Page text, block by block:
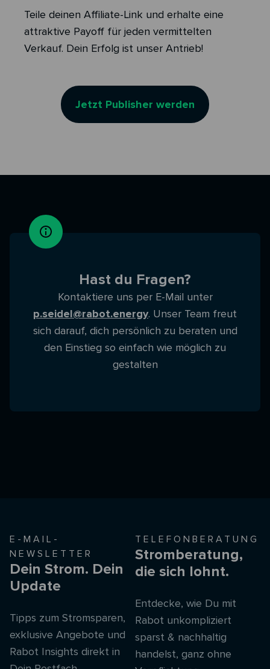
Teile deinen Affiliate-Link und erhalte eine
attraktive Payoff für jeden vermittelten
Verkauf. Dein Erfolg ist unser Antrieb!
Jetzt Publisher werden
Hast du Fragen?
Kontaktiere uns per E-Mail unter
p.seidel@rabot.energy. Unser Team freut
sich darauf, dich persönlich zu beraten und
den Einstieg so einfach wie möglich zu
gestalten
E-MAIL-
NEWSLETTER
Dein Strom. Dein
Update
Tipps zum Stromsparen,
exklusive Angebote und
Rabot Insights direkt in
TELEFONBERATUNG
Stromberatung,
die sich lohnt.
Entdecke, wie Du mit
Rabot unkompliziert
sparst & nachhaltig
handelst, ganz ohne